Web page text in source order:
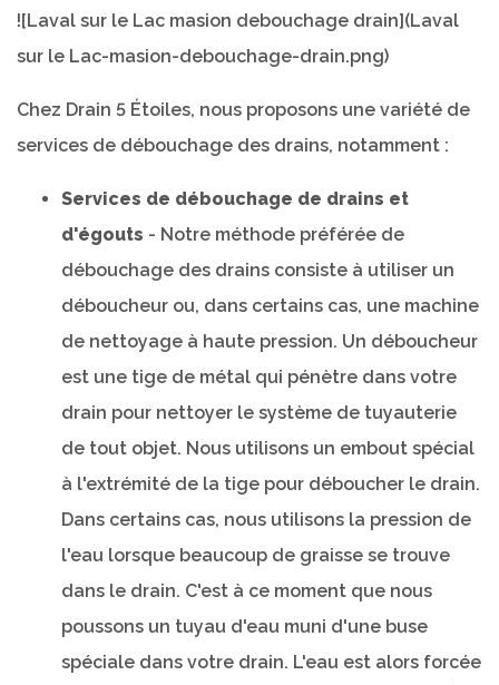
![Laval sur le Lac masion debouchage drain](Laval
sur le Lac-masion-debouchage-drain.png)
Chez Drain 5 Étoiles, nous proposons une variété de
services de débouchage des drains, notamment :
Services de débouchage de drains et
d'égouts - Notre méthode préférée de
débouchage des drains consiste à utiliser un
déboucheur ou, dans certains cas, une machine
de nettoyage à haute pression. Un déboucheur
est une tige de métal qui pénètre dans votre
drain pour nettoyer le système de tuyauterie
de tout objet. Nous utilisons un embout spécial
à l'extrémité de la tige pour déboucher le drain.
Dans certains cas, nous utilisons la pression de
l'eau lorsque beaucoup de graisse se trouve
dans le drain. C'est à ce moment que nous
poussons un tuyau d'eau muni d'une buse
spéciale dans votre drain. L'eau est alors forcée